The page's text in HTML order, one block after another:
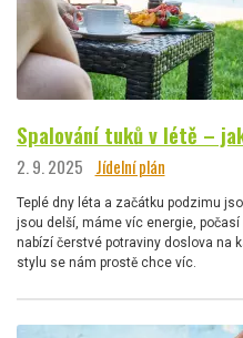
Spalování tuků v létě –
2. 9. 2025 Jídelní plán
Teplé dny léta a začátku podzimu
jsou delší, máme víc energie, počasí
nabízí čerstvé potraviny doslova na
stylu se nám prostě chce víc.